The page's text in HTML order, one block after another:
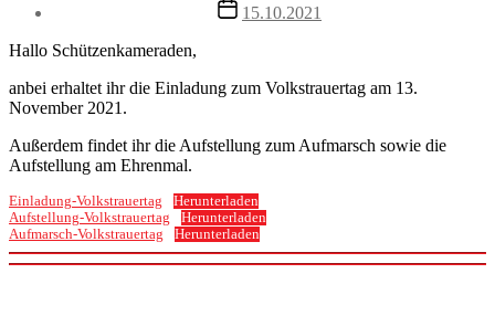
Post
date
15.10.2021
Hallo Schützenkameraden,
anbei erhaltet ihr die Einladung zum Volkstrauertag am 13.
November 2021.
Außerdem findet ihr die Aufstellung zum Aufmarsch sowie die
Aufstellung am Ehrenmal.
Einladung-Volkstrauertag
Herunterladen
Aufstellung-Volkstrauertag
Herunterladen
Aufmarsch-Volkstrauertag
Herunterladen